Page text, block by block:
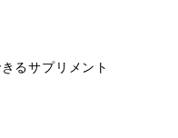
るサプリメント